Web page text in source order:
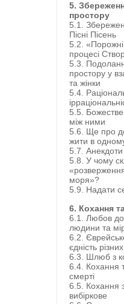
5.
простору
5.1.
Пісні Пісень
5.2.
процесі
5.3.
простору у
та жінки
5.4.
5.5.
між ними
5.6. Ще про
жити в
5.7.
5.8. У чому
моря»?
5.9. Надати
6. Кохання
6.1. Любов
людини та
6.2.
єдність
6.3. Шлюб з
6.4. Кохання
смерті
6.5. Кохання
вибіркове